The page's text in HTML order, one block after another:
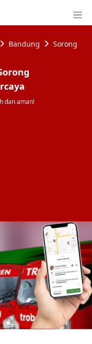
Bandung Sorong
dan aman!